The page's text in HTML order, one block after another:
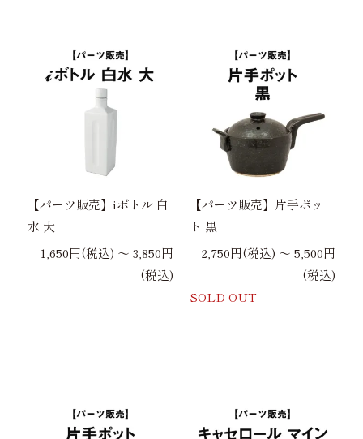
【パーツ販売】iボトル 白
水 大
1,650円(税込) 〜 3,850円
(税込)
【パーツ販売】片手ポッ
ト 黒
2,750円(税込) 〜 5,500円
(税込)
SOLD OUT